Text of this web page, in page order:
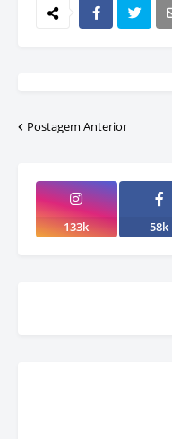
Postagem Anterior
133k 58k